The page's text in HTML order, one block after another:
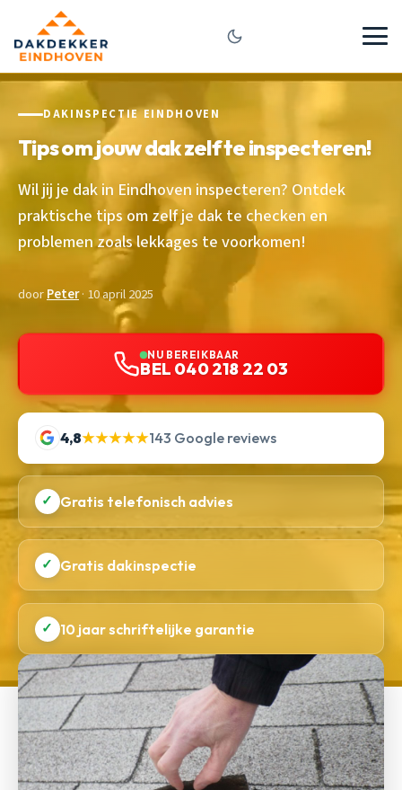
DAKINSPECTIE EINDHOVEN
Tips om jouw dak zelf te inspecteren!
Wil jij je dak in Eindhoven inspecteren? Ontdek
praktische tips om zelf je dak te checken en
problemen zoals lekkages te voorkomen!
doorPeter· 10 april 2025
NU BEREIKBAAR
BEL 040 218 22 03
4,8★★★★★143 Google reviews
✓ Gratis telefonisch advies
✓ Gratis dakinspectie
✓ 10 jaar schriftelijke garantie